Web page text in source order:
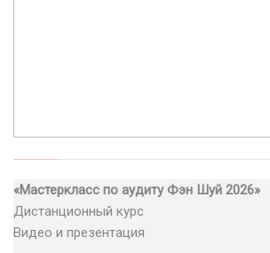
«Мастеркласс по аудиту Фэн Шуй 2026»
Дистанционный курс
Видео и презентация